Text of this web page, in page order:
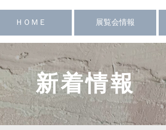
ＨＯＭＥ 展覧会情報
最新の日洋展 過去の日洋展情報
日洋会史 日洋展関連
新着情報